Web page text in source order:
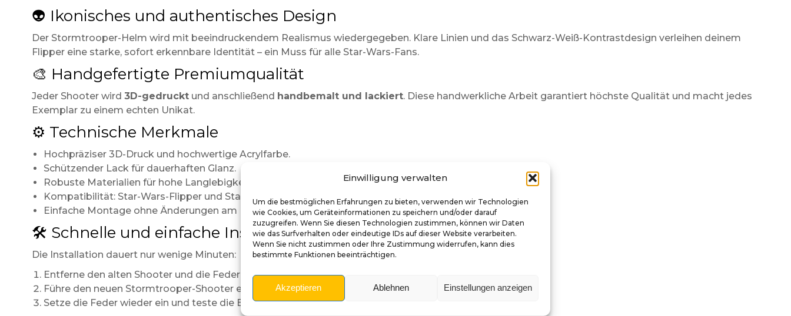
Einwilligung verwalten
Um die bestmöglichen Erfahrungen zu bieten, verwenden wir Technologien
wie Cookies, um Geräteinformationen zu speichern und/oder darauf
zuzugreifen. Wenn Sie diesen Technologien zustimmen, können wir Daten
wie das Surfverhalten oder eindeutige IDs auf dieser Website verarbeiten.
Wenn Sie nicht zustimmen oder Ihre Zustimmung widerrufen, kann dies
bestimmte Funktionen beeinträchtigen.
Akzeptieren Ablehnen Einstellungen anzeigen
👽 Ikonisches und authentisches Design
Der Stormtrooper-Helm wird mit beeindruckendem Realismus wiedergegeben. Klare Linien und das Schwarz-Weiß-Kontrastdesign verleihen deinem
Flipper eine starke, sofort erkennbare Identität – ein Muss für alle Star-Wars-Fans.
🎨 Handgefertigte Premiumqualität
Jeder Shooter wird 3D-gedrucktund anschließend handbemalt und lackiert. Diese handwerkliche Arbeit garantiert höchste Qualität und macht jedes
Exemplar zu einem echten Unikat.
⚙️ Technische Merkmale
Hochpräziser 3D-Druck und hochwertige Acrylfarbe.
Schützender Lack für dauerhaften Glanz.
Robuste Materialien für hohe Langlebigkeit.
Kompatibilität: Star-Wars-Flipper und Standard-Shooter-Stangen aus Metall.
Einfache Montage ohne Änderungen am Mechanismus.
🛠️ Schnelle und einfache Installation
Die Installation dauert nur wenige Minuten:
Entferne den alten Shooter und die Feder.
Führe den neuen Stormtrooper-Shooter ein und richte die Stange aus.
Setze die Feder wieder ein und teste die Bewegung.